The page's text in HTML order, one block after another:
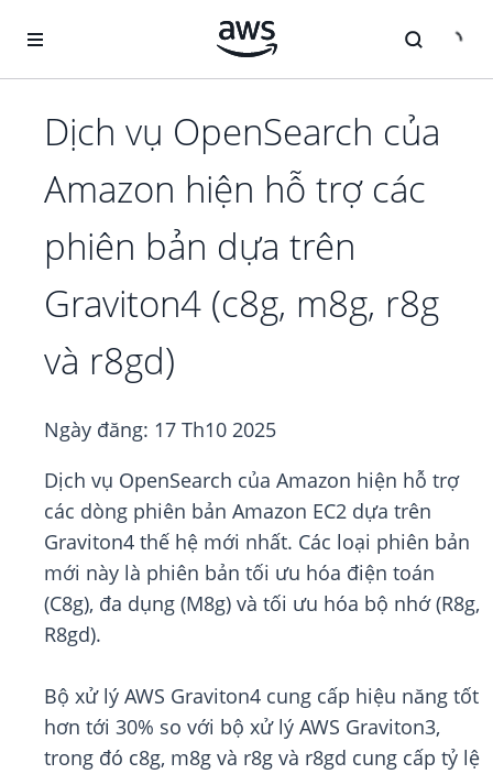
Dịch vụ OpenSearch của
Amazon hiện hỗ trợ các
phiên bản dựa trên
Graviton4 (c8g, m8g, r8g
và r8gd)
Ngày đăng: 17 Th10 2025
Dịch vụ OpenSearch của Amazon hiện hỗ trợ
các dòng phiên bản Amazon EC2 dựa trên
Graviton4 thế hệ mới nhất. Các loại phiên bản
mới này là phiên bản tối ưu hóa điện toán
(C8g), đa dụng (M8g) và tối ưu hóa bộ nhớ (R8g,
R8gd).
Bộ xử lý AWS Graviton4 cung cấp hiệu năng tốt
hơn tới 30% so với bộ xử lý AWS Graviton3,
trong đó c8g, m8g và r8g và r8gd cung cấp tỷ lệ